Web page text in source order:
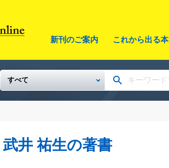
新刊のご案内 これから出る本
武井 祐生の著書